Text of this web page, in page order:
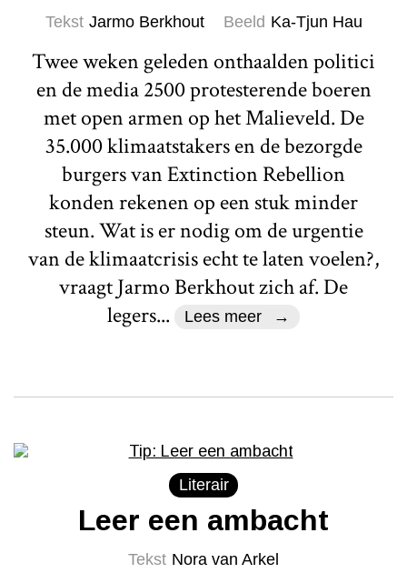
Tekst Jarmo Berkhout Beeld Ka-Tjun Hau
Twee weken geleden onthaalden politici
en de media 2500 protesterende boeren
met open armen op het Malieveld. De
35.000 klimaatstakers en de bezorgde
burgers van Extinction Rebellion
konden rekenen op een stuk minder
steun. Wat is er nodig om de urgentie
van de klimaatcrisis echt te laten voelen?,
vraagt Jarmo Berkhout zich af. De
legers...
Lees meer
Literair
Leer een ambacht
Tekst Nora van Arkel